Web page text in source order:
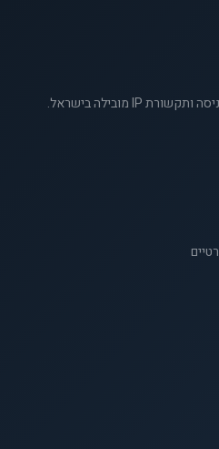
יבואנית ציוד אינטרקום, בקרת כניסה ותקשורת IP מובילה בישראל.